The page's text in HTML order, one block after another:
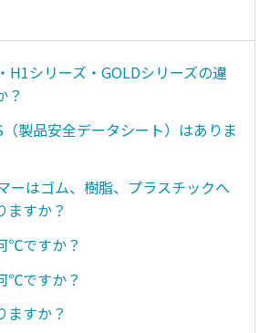
H1シリーズ・GOLDシリーズの違
？
（製品安全データシート）はありま
ーはゴム、樹脂、プラスチックへ
ますか？
℃ですか？
℃ですか？
ますか？